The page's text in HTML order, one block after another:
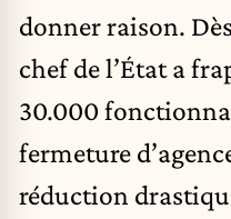
donner raison.
chef de l’État a
30.000
fermeture
réduction